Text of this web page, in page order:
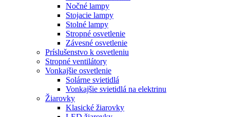
Nočné lampy
Stojacie lampy
Stolné lampy
Stropné osvetlenie
Závesné osvetlenie
Príslušenstvo k osvetleniu
Stropné ventilátory
Vonkajšie osvetlenie
Solárne svietidlá
Vonkajšie svietidlá na elektrinu
Žiarovky
Klasické žiarovky